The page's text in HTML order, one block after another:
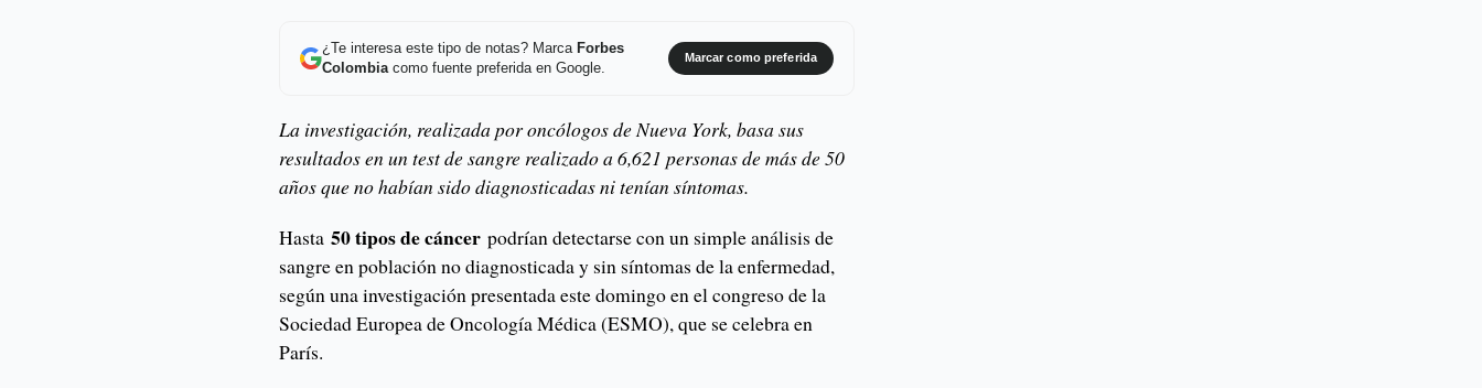
¿Te interesa este tipo de notas? Marca Forbes
Colombiacomo fuente preferida en Google.
Marcar como preferida
La investigación, realizada por oncólogos de Nueva York, basa sus
resultados en un test de sangre realizado a 6,621 personas de más de 50
años que no habían sido diagnosticadas ni tenían síntomas.
Hasta50 tipos de cáncerpodrían detectarse con un simple análisis de
sangre en población no diagnosticada y sin síntomas de la enfermedad,
según una investigación presentada este domingo en el congreso de la
Sociedad Europea de Oncología Médica (ESMO), que se celebra en
París.